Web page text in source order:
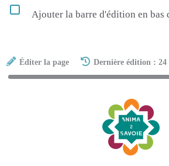
Ajouter la barre d'édition en bas
Éditer la page Dernière édition : 24